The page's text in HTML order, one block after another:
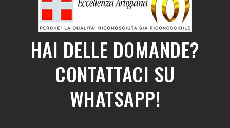
HAI DELLE DOMANDE?
CONTATTACI SU
WHATSAPP!